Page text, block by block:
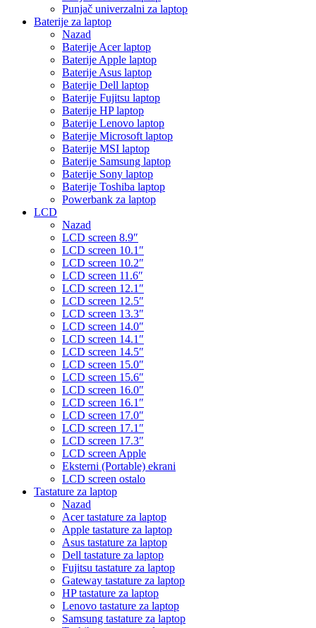
Punjač univerzalni za laptop
Baterije za laptop
Nazad
Baterije Acer laptop
Baterije Apple laptop
Baterije Asus laptop
Baterije Dell laptop
Baterije Fujitsu laptop
Baterije HP laptop
Baterije Lenovo laptop
Baterije Microsoft laptop
Baterije MSI laptop
Baterije Samsung laptop
Baterije Sony laptop
Baterije Toshiba laptop
Powerbank za laptop
LCD
Nazad
LCD screen 8.9″
LCD screen 10.1″
LCD screen 10.2″
LCD screen 11.6″
LCD screen 12.1″
LCD screen 12.5″
LCD screen 13.3″
LCD screen 14.0″
LCD screen 14.1″
LCD screen 14.5″
LCD screen 15.0″
LCD screen 15.6″
LCD screen 16.0″
LCD screen 16.1″
LCD screen 17.0″
LCD screen 17.1″
LCD screen 17.3″
LCD screen Apple
Eksterni (Portable) ekrani
LCD screen ostalo
Tastature za laptop
Nazad
Acer tastature za laptop
Apple tastature za laptop
Asus tastature za laptop
Dell tastature za laptop
Fujitsu tastature za laptop
Gateway tastature za laptop
HP tastature za laptop
Lenovo tastature za laptop
Samsung tastature za laptop